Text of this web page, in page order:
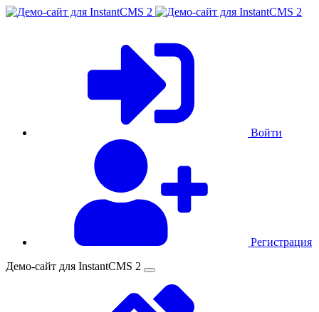
Войти
Регистрация
Демо-сайт для InstantCMS 2